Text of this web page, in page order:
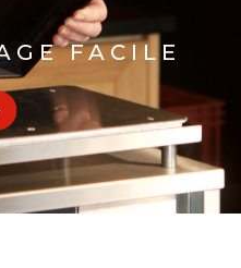
FACILE